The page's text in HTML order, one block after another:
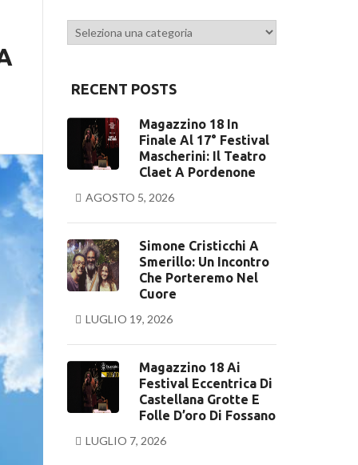
Categorie
RECENT POSTS
Magazzino 18 In
Finale Al 17° Festival
Mascherini: Il Teatro
Claet A Pordenone
AGOSTO 5, 2026
Simone Cristicchi A
Smerillo: Un Incontro
Che Porteremo Nel
Cuore
LUGLIO 19, 2026
Magazzino 18 Ai
Festival Eccentrica Di
Castellana Grotte E
Folle D’oro Di Fossano
LUGLIO 7, 2026